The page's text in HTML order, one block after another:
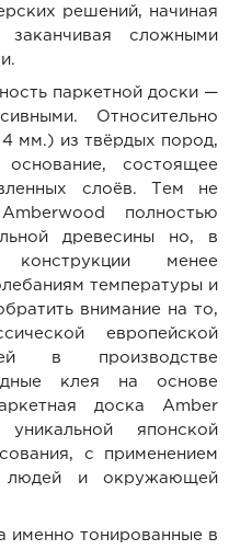
решений, начиная
сложными
паркетной доски —
Относительно
мм.) из твёрдых пород,
состоящее
слоёв. Тем не
полностью
древесины но, в
конструкции менее
температуры и
внимание на то,
европейской
в производстве
клея на основе
доска Amber
японской
с применением
людей и окружающей
тонированные в